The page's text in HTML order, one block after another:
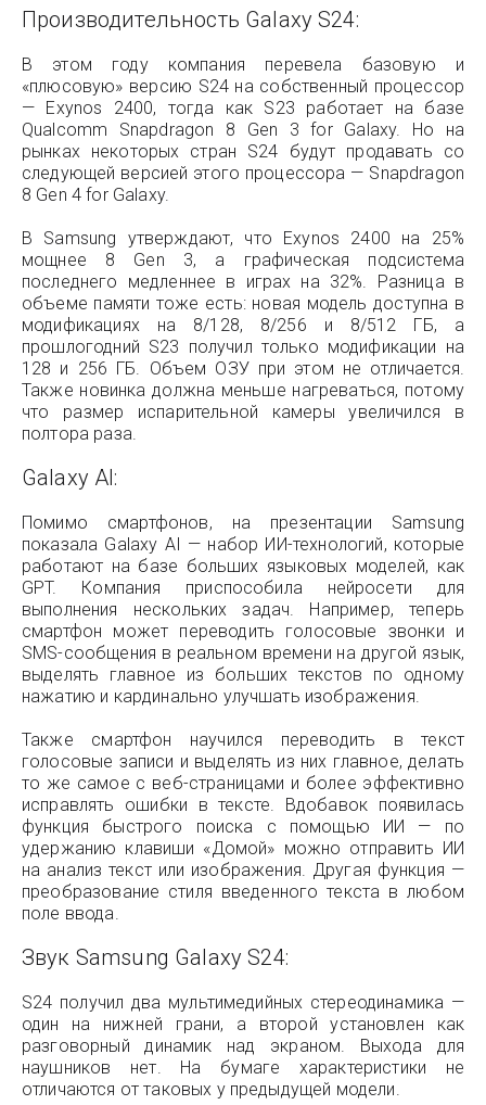
Производительность Galaxy S24:
В этом году компания перевела базовую и
«плюсовую» версию S24 на собственный процессор
— Exynos 2400, тогда как S23 работает на базе
Qualcomm Snapdragon 8 Gen 3 for Galaxy. Но на
рынках некоторых стран S24 будут продавать со
следующей версией этого процессора — Snapdragon
8 Gen 4 for Galaxy.
В Samsung утверждают, что Exynos 2400 на 25%
мощнее 8 Gen 3, а графическая подсистема
последнего медленнее в играх на 32%. Разница в
объеме памяти тоже есть: новая модель доступна в
модификациях на 8/128, 8/256 и 8/512 ГБ, а
прошлогодний S23 получил только модификации на
128 и 256 ГБ. Объем ОЗУ при этом не отличается.
Также новинка должна меньше нагреваться, потому
что размер испарительной камеры увеличился в
полтора раза.
Galaxy AI:
Помимо смартфонов, на презентации Samsung
показала Galaxy AI — набор ИИ-технологий, которые
работают на базе больших языковых моделей, как
GPT. Компания приспособила нейросети для
выполнения нескольких задач. Например, теперь
смартфон может переводить голосовые звонки и
SMS-сообщения в реальном времени на другой язык,
выделять главное из больших текстов по одному
нажатию и кардинально улучшать изображения.
Также смартфон научился переводить в текст
голосовые записи и выделять из них главное, делать
то же самое с веб-страницами и более эффективно
исправлять ошибки в тексте. Вдобавок появилась
функция быстрого поиска с помощью ИИ — по
удержанию клавиши «Домой» можно отправить ИИ
на анализ текст или изображения. Другая функция —
преобразование стиля введенного текста в любом
поле ввода.
Звук Samsung Galaxy S24:
S24 получил два мультимедийных стереодинамика —
один на нижней грани, а второй установлен как
разговорный динамик над экраном. Выхода для
наушников нет. На бумаге характеристики не
отличаются от таковых у предыдущей модели.